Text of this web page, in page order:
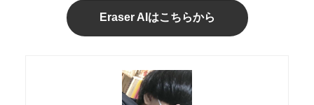
Eraser AIはこちらから